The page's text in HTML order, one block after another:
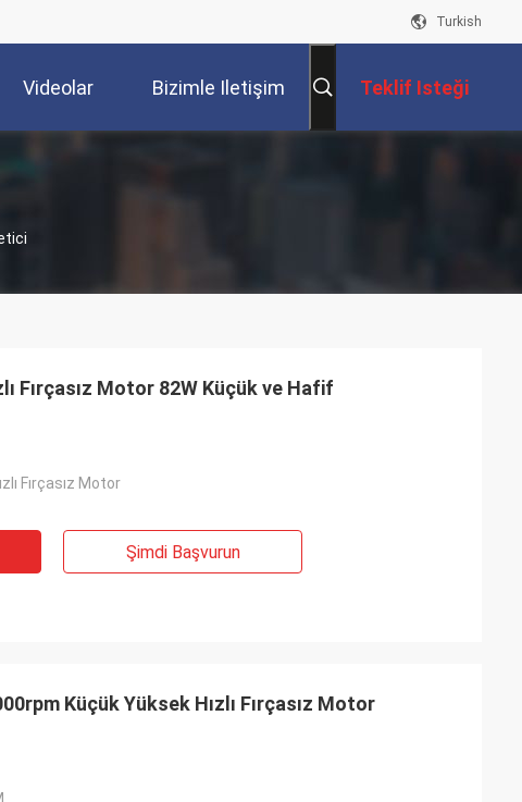
Turkish
Videolar Bizimle Iletişim Teklif Isteği
Fırçasız Motor 82W Küçük ve Hafif
Fırçasız Motor
Şimdi Başvurun
Küçük Yüksek Hızlı Fırçasız Motor